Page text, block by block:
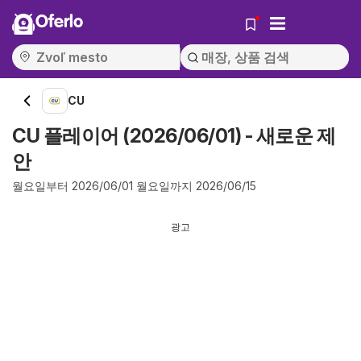
Oferlo
CU
CU 플레이어 (2026/06/01) - 새로운 제
안
월요일부터 2026/06/01 월요일까지 2026/06/15
광고